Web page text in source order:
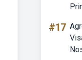
#17